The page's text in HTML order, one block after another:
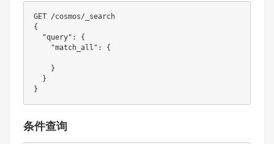
GET /cosmos/_search
{
  "query": {
    "match_all": {
    }
  }
条件查询